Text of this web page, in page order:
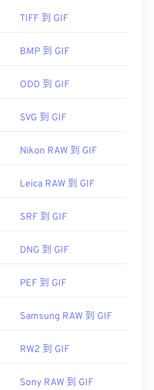
上打开 WMF 的程序包括
Ability Photopaint
件？
的优势。此外，GIF 可以在包
更受欢迎。
查看器应用程序、网页浏览
等应用程序。在 Windows
、Roxio CreatorNXT Pro
系统中，可以使用 Adob​​e 图
Inc.
wiki/GIF
TIFF 到 GIF
BMP 到 GIF
ODD 到 GIF
SVG 到 GIF
Nikon RAW 到 GIF
Leica RAW 到 GIF
SRF 到 GIF
DNG 到 GIF
PEF 到 GIF
Samsung RAW 到 GIF
RW2 到 GIF
Sony RAW 到 GIF